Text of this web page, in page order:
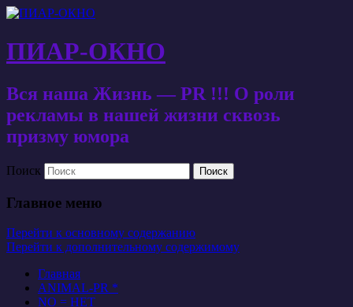
ПИАР-ОКНО
Вся наша Жизнь — PR !!! О роли
рекламы в нашей жизни сквозь
призму юмора
Поиск
Главное меню
Перейти к основному содержанию
Перейти к дополнительному содержимому
Главная
ANIMAL-PR *
NO = НЕТ